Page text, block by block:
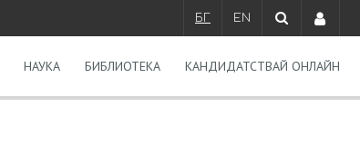
БГ EN
НАУКА БИБЛИОТЕКА КАНДИДАТСТВАЙ ОНЛАЙН